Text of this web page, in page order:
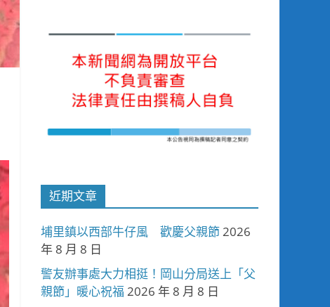
近期文章
埔里鎮以西部牛仔風 歡慶父親節2026
年 8 月 8 日
警友辦事處大力相挺！岡山分局送上「父
親節」暖心祝福 2026 年 8 月 8 日